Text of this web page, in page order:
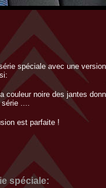
spéciale avec une
couleur noire des jantes
série ....
est parfaite !
spéciale: